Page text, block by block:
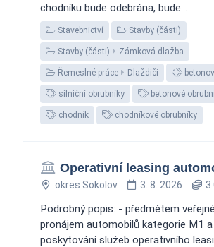
chodníku bude odebrána, bude...
Stavebnictví Stavby (části)
Stavby (části) Zámková dlažba
Řemeslné práce Dlaždiči
silniční obrubníky betonové
chodník chodníkové obrubníky
Operativní leasing
okres Sokolov 3. 8. 2026 3
Podrobný popis: - předmětem
pronájem automobilů kategorie M1
poskytování služeb operativního